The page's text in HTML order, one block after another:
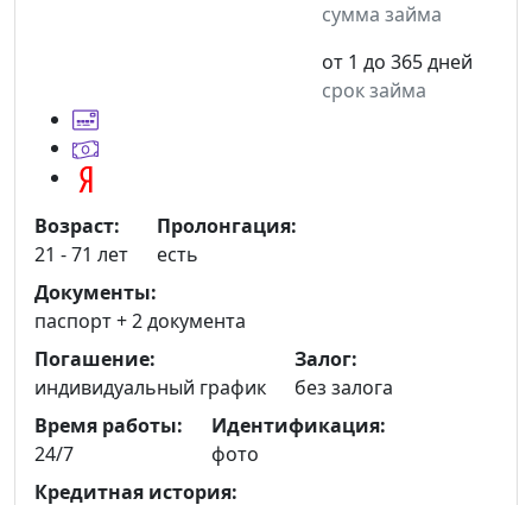
сумма займа
от 1 до 365 дней
срок займа
Возраст:
21 - 71 лет
Пролонгация:
есть
Документы:
паспорт +2 документа
Погашение:
индивидуальный график
Залог:
без залога
Время работы:
24/7
Идентификация:
фото
Кредитная история: